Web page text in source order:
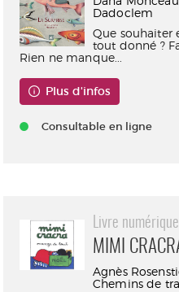
Dadoclem
Que souhaiter
tout donné ?
Rien ne manque...
Plus d'infos
Consultable en ligne
Livre numérique
MIMI
Agnès
Chemins de